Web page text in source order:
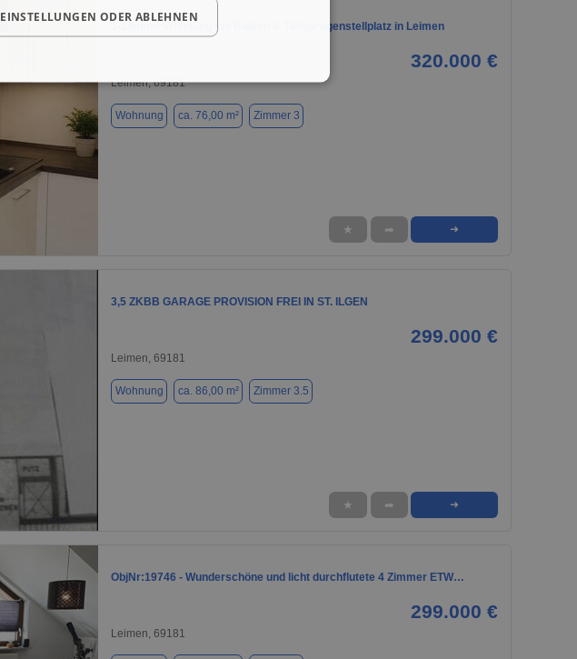
3-Zimmer Wohnung mit Balkon & Tiefgaragenstellplatz in Leimen
320.000 €
Leimen, 69181
Wohnung ca. 76,00 m² Zimmer 3
★ ➦ ➜
1 / 10
3,5 ZKBB GARAGE PROVISION FREI IN ST. ILGEN
299.000 €
Leimen, 69181
Wohnung ca. 86,00 m² Zimmer 3.5
★ ➦ ➜
ObjNr:19746 - Wunderschöne und licht durchflutete 4 Zimmer ETW…
299.000 €
Leimen, 69181
EINSTELLUNGEN ODER ABLEHNEN